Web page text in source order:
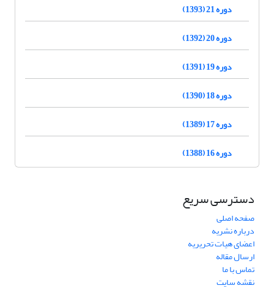
دوره 21 (1393)
دوره 20 (1392)
دوره 19 (1391)
دوره 18 (1390)
دوره 17 (1389)
دوره 16 (1388)
دسترسی سریع
صفحه اصلی
درباره نشریه
اعضای هیات تحریریه
ارسال مقاله
تماس با ما
نقشه سایت